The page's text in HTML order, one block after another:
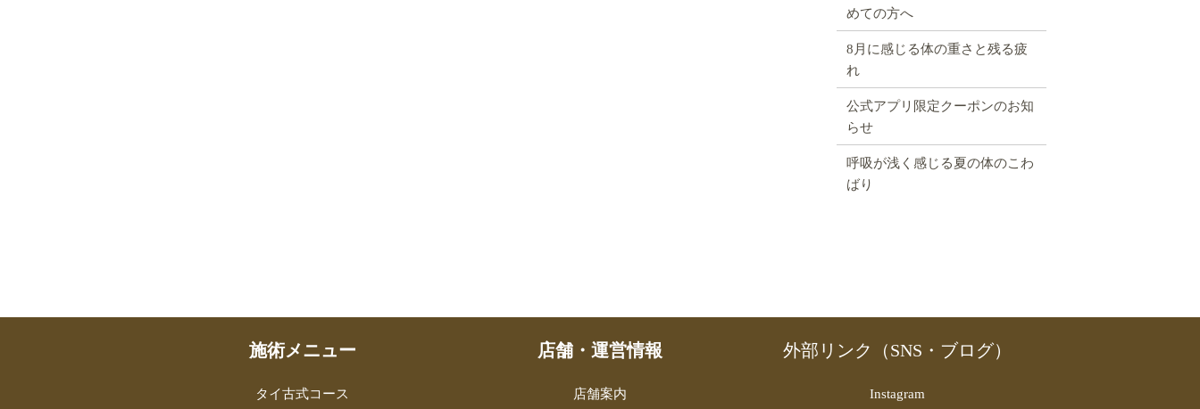
めての方へ
8月に感じる体の重さと残る疲
れ
公式アプリ限定クーポンのお知
らせ
呼吸が浅く感じる夏の体のこわ
ばり
施術メニュー
タイ古式コース
店舗・運営情報
店舗案内
外部リンク（SNS・ブログ）
Instagram